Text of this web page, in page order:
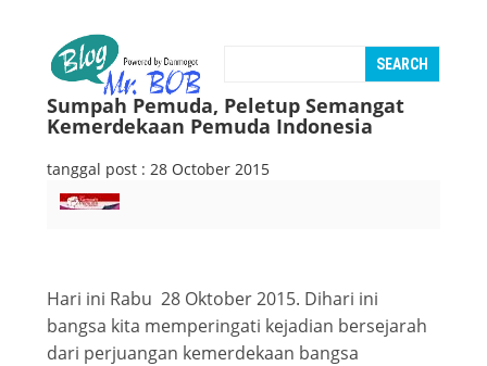
Sumpah Pemuda, Peletup Semangat
Kemerdekaan Pemuda Indonesia
tanggal post : 28 October 2015
Hari ini Rabu 28 Oktober 2015. Dihari ini
bangsa kita memperingati kejadian bersejarah
dari perjuangan kemerdekaan bangsa